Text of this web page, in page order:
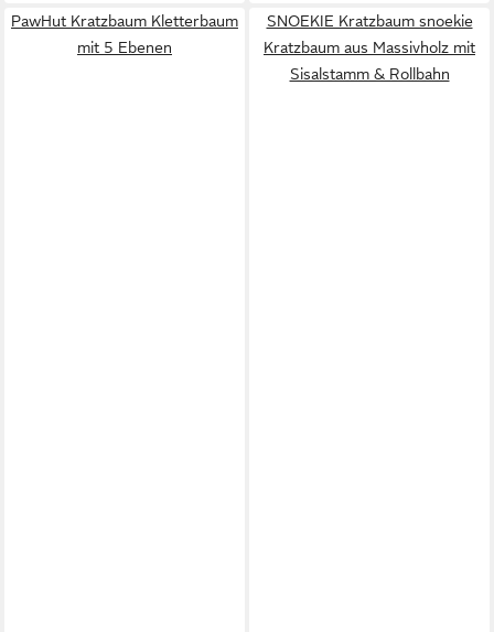
PawHut Kratzbaum Kletterbaum
mit 5 Ebenen
SNOEKIE Kratzbaum snoekie
Kratzbaum aus Massivholz mit
Sisalstamm & Rollbahn